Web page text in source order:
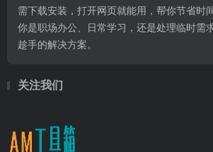
需下载安装，打开网页就能用，帮你节省时
你是职场办公、日常学习，还是处理临时需
趁手的解决方案。
关注我们